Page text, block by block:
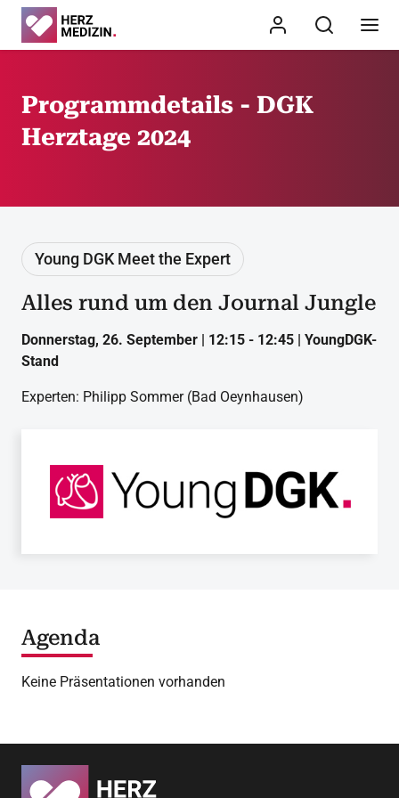
Programmdetails - DGK
Herztage 2024
Young DGK Meet the Expert
Alles rund um den Journal Jungle
Donnerstag, 26. September | 12:15 - 12:45 | YoungDGK-
Stand
Experten: Philipp Sommer (Bad Oeynhausen)
Agenda
Keine Präsentationen vorhanden